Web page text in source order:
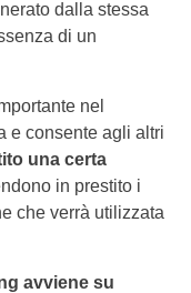
dalla stessa
di un
nel
e consente agli altri
una certa
in prestito i
che verrà utilizzata
avviene su